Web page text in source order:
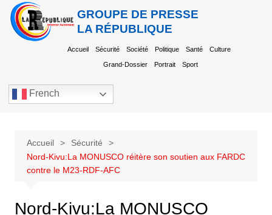
GROUPE DE PRESSE
LA RÉPUBLIQUE
Accueil Sécurité Société Politique Santé Culture
Grand-Dossier Portrait Sport
French
Accueil
Sécurité
Nord-Kivu:La MONUSCO réitère son soutien aux FARDC
contre le M23-RDF-AFC
Nord-Kivu:La MONUSCO